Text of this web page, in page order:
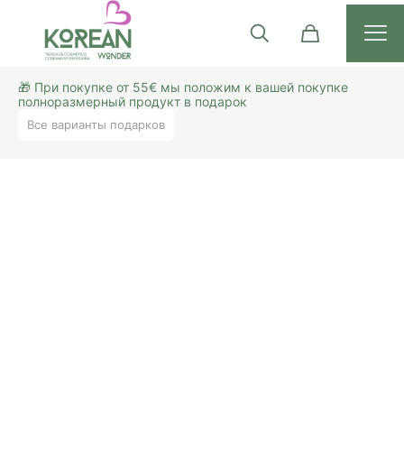
🎁 При покупке от 55€ мы положим к вашей покупке
полноразмерный продукт в подарок
Все варианты подарков